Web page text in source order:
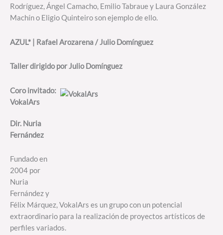
Rodríguez, Ángel Camacho, Emilio Tabraue y Laura González
Machín o Eligio Quinteiro son ejemplo de ello.
AZUL* | Rafael Arozarena / Julio Domínguez
Taller dirigido por Julio Domínguez
Coro invitado:
VokalArs
Dir. Nuria
Fernández
Fundado en
2004 por
Nuria
Fernández y
Félix Márquez, VokalArs es un grupo con un potencial
extraordinario para la realización de proyectos artísticos de
perfiles variados.